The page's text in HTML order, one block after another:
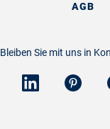
AGB
Bleiben Sie mit uns in